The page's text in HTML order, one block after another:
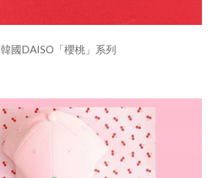
韓國DAISO「櫻桃」系列